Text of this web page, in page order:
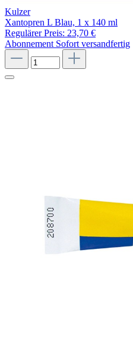
Kulzer
Xantopren L Blau, 1 x 140 ml
Regulärer Preis: 23,70 €
Abonnement Sofort versandfertig